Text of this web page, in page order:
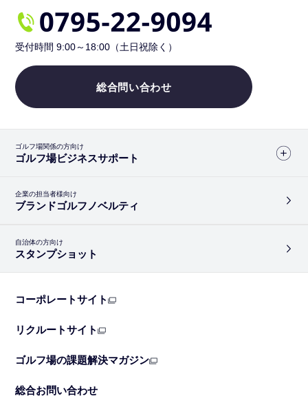
受付時間 9:00～18:00（土日祝除く）
総合問い合わせ
ゴルフ場関係の方向け
ゴルフ場ビジネスサポート
企業の担当者様向け
ブランドゴルフノベルティ
自治体の方向け
スタンプショット
コーポレートサイト
リクルートサイト
ゴルフ場の課題解決マガジン
総合お問い合わせ